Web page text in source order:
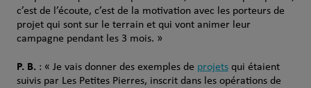
c’est de l’écoute, c’est de la motivation avec les porteurs de
projet qui sont sur le terrain et qui vont animer leur
campagne pendant les 3 mois. »
P. B. : « Je vais donner des exemples de projetsqui étaient
suivis par Les Petites Pierres, inscrit dans les opérations de